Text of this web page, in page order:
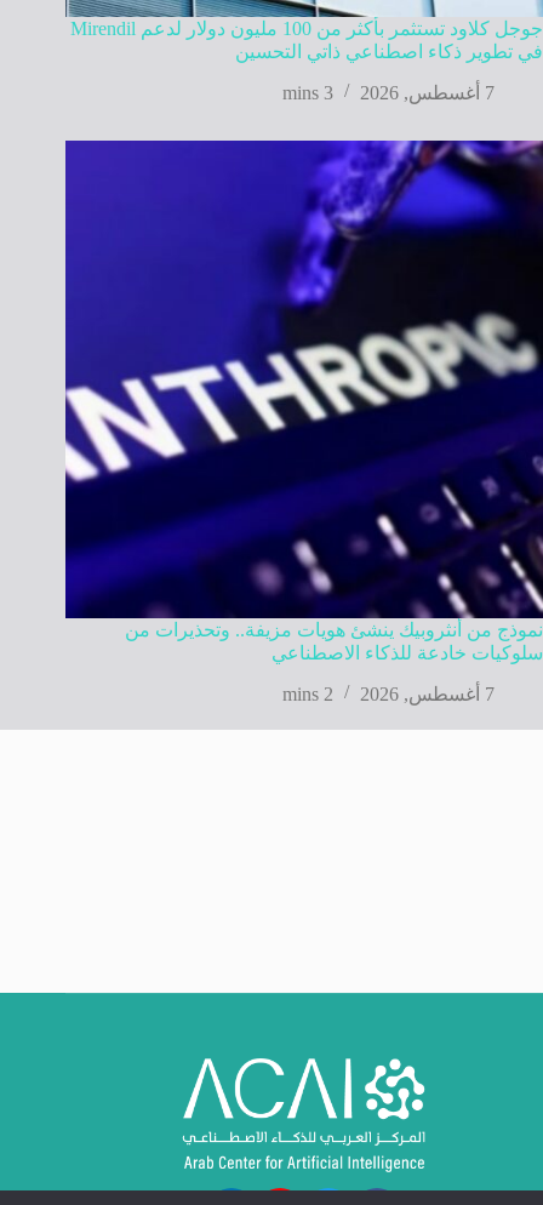
جوجل كلاود تستثمر بأكثر من 100 مليون دولار لدعم Mirendil
في تطوير ذكاء اصطناعي ذاتي التحسين
7 أغسطس, 2026
3 mins
نموذج من أنثروبيك ينشئ هويات مزيفة.. وتحذيرات من
سلوكيات خادعة للذكاء الاصطناعي
7 أغسطس, 2026
2 mins